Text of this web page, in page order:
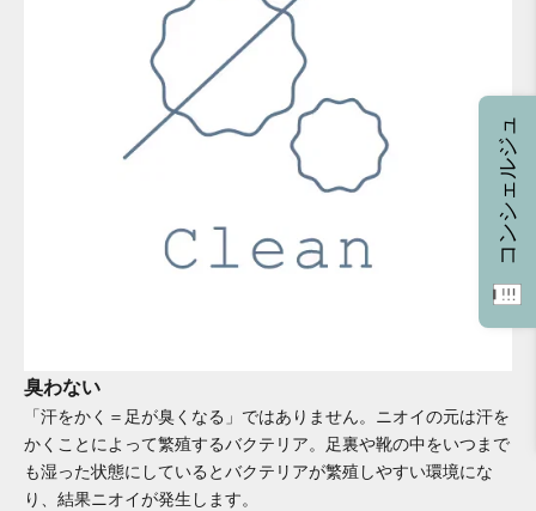
臭わない
「汗をかく＝足が臭くなる」ではありません。ニオイの元は汗を
かくことによって繁殖するバクテリア。足裏や靴の中をいつまで
も湿った状態にしているとバクテリアが繁殖しやすい環境にな
り、結果ニオイが発生します。
コンシェルジュ